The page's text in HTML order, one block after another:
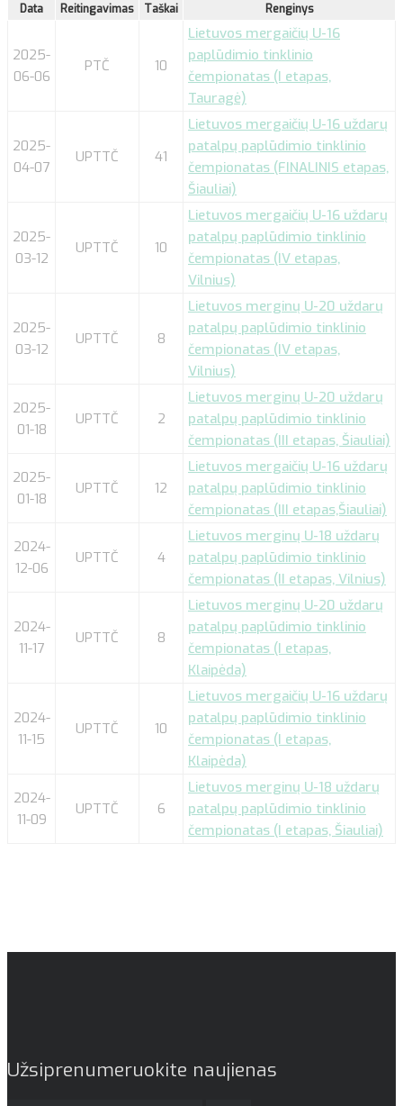
Data Reitingavimas Taškai Renginys
2025-
06-06
PTČ 10
Lietuvos mergaičių U-16
paplūdimio tinklinio
čempionatas (I etapas,
Tauragė)
2025-
04-07
UPTTČ 41
Lietuvos mergaičių U-16 uždarų
patalpų paplūdimio tinklinio
čempionatas (FINALINIS etapas,
Šiauliai)
2025-
03-12
UPTTČ 10
Lietuvos mergaičių U-16 uždarų
patalpų paplūdimio tinklinio
čempionatas (IV etapas,
Vilnius)
2025-
03-12
UPTTČ 8
Lietuvos merginų U-20 uždarų
patalpų paplūdimio tinklinio
čempionatas (IV etapas,
Vilnius)
2025-
01-18
UPTTČ 2
Lietuvos merginų U-20 uždarų
patalpų paplūdimio tinklinio
čempionatas (III etapas, Šiauliai)
2025-
01-18
UPTTČ 12
Lietuvos mergaičių U-16 uždarų
patalpų paplūdimio tinklinio
čempionatas (III etapas,Šiauliai)
2024-
12-06
UPTTČ 4
Lietuvos merginų U-18 uždarų
patalpų paplūdimio tinklinio
čempionatas (II etapas, Vilnius)
2024-
11-17
UPTTČ 8
Lietuvos merginų U-20 uždarų
patalpų paplūdimio tinklinio
čempionatas (I etapas,
Klaipėda)
2024-
11-15
UPTTČ 10
Lietuvos mergaičių U-16 uždarų
patalpų paplūdimio tinklinio
čempionatas (I etapas,
Klaipėda)
2024-
11-09
UPTTČ 6
Lietuvos merginų U-18 uždarų
patalpų paplūdimio tinklinio
čempionatas (I etapas, Šiauliai)
Užsiprenumeruokite naujienas